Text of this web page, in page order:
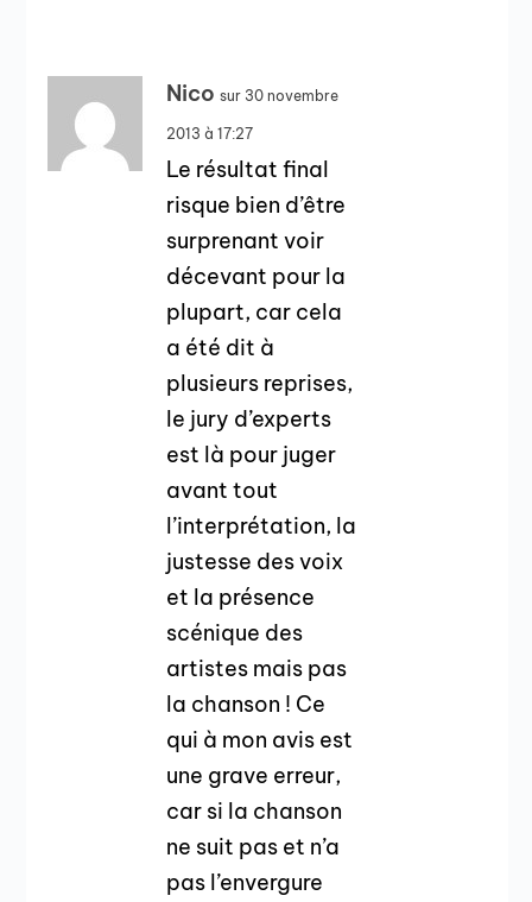
Nico sur 30 novembre
2013 à 17:27
Le résultat final
risque bien d’être
surprenant voir
décevant pour la
plupart, car cela
a été dit à
plusieurs reprises,
le jury d’experts
est là pour juger
avant tout
l’interprétation, la
justesse des voix
et la présence
scénique des
artistes mais pas
la chanson ! Ce
qui à mon avis est
une grave erreur,
car si la chanson
ne suit pas et n’a
pas l’envergure